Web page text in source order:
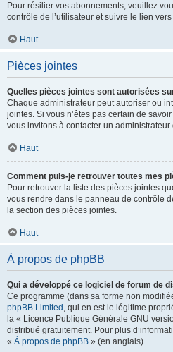
Pour résilier vos abonnements, veuillez
contrôle de l’utilisateur et suivre le lien
Haut
Pièces jointes
Quelles pièces jointes sont autorisées
Chaque administrateur peut autoriser ou
jointes. Si vous n’êtes pas certain de
vous invitons à contacter un administrateur
Haut
Comment puis-je retrouver toutes mes
Pour retrouver la liste des pièces jointes
vous rendre dans le panneau de contrôle
la section des pièces jointes.
Haut
À propos de phpBB
Qui a développé ce logiciel de forum de
Ce programme (dans sa forme non
phpBB Limited , qui en est le légitime
la « Licence Publique Générale GNU
distribué gratuitement. Pour plus
« À propos de phpBB » (en anglais).